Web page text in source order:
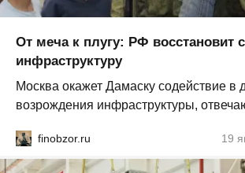
От меча к плугу: РФ восстановит
инфраструктуру
Москва окажет Дамаску содействие в
возрождения инфраструктуры,
finobzor.ru 19